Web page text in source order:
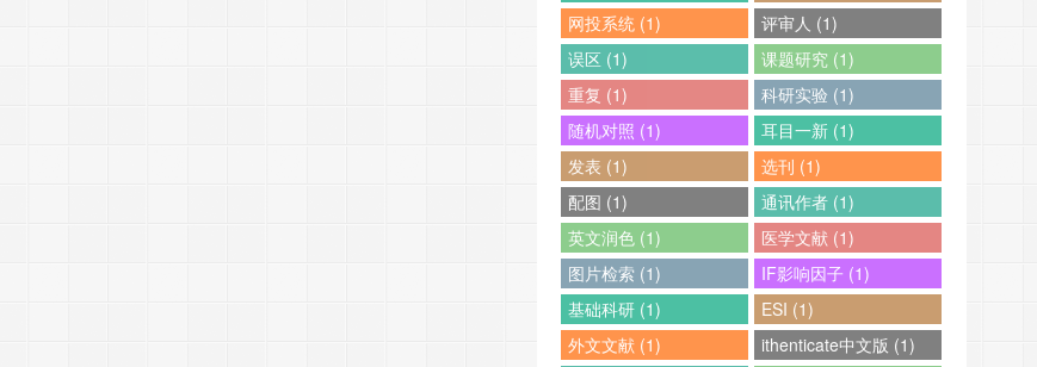
网投系统 (1)
评审人 (1)
误区 (1)
课题研究 (1)
重复 (1)
科研实验 (1)
随机对照 (1)
耳目一新 (1)
发表 (1)
选刊 (1)
配图 (1)
通讯作者 (1)
英文润色 (1)
医学文献 (1)
图片检索 (1)
IF影响因子 (1)
基础科研 (1)
ESI (1)
外文文献 (1)
ithenticate中文版 (1)